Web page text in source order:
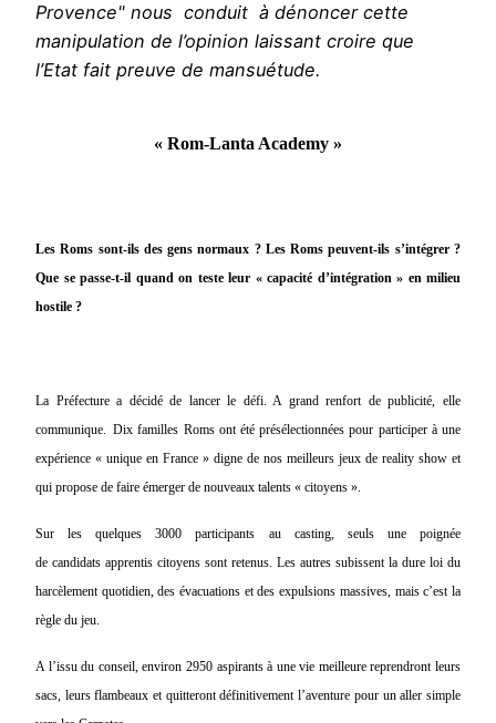
Provence" nous conduit à dénoncer cette
manipulation de l’opinion laissant croire que
l’Etat fait preuve de mansuétude.
« Rom-Lanta Academy »
Les Roms sont-ils des gens normaux ? Les Roms peuvent-ils s’intégrer ?
Que se passe-t-il quand on teste leur « capacité d’intégration » en milieu
hostile ?
La Préfecture a décidé de lancer le défi. A grand renfort de publicité, elle
communique.
Dix familles Roms ont été présélectionnées pour participer à une
expérience « unique en France » digne de nos meilleurs jeux de reality show et
qui propose de faire émerger de nouveaux talents « citoyens ».
Sur les quelques 3000 participants au casting, seuls une poignée
de candidats apprentis citoyens sont retenus. Les autres subissent la dure loi du
harcèlement quotidien, des évacuations et des expulsions massives, mais c’est la
règle du jeu.
A l’issu du conseil, environ 2950 aspirants à une vie meilleure reprendront leurs
sacs, leurs flambeaux et quitteront définitivement l’aventure pour un aller simple